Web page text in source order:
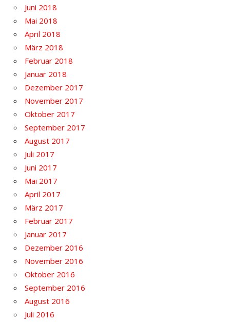
Juni 2018
Mai 2018
April 2018
März 2018
Februar 2018
Januar 2018
Dezember 2017
November 2017
Oktober 2017
September 2017
August 2017
Juli 2017
Juni 2017
Mai 2017
April 2017
März 2017
Februar 2017
Januar 2017
Dezember 2016
November 2016
Oktober 2016
September 2016
August 2016
Juli 2016